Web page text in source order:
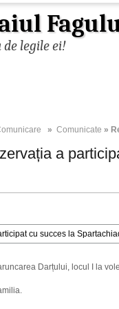
legile ei!
» Comunicate »
a
Darțului, locul I la